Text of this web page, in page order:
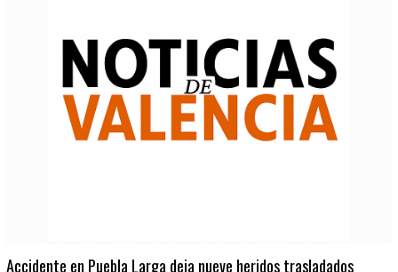
Accidente en Puebla Larga deja nueve heridos trasladados